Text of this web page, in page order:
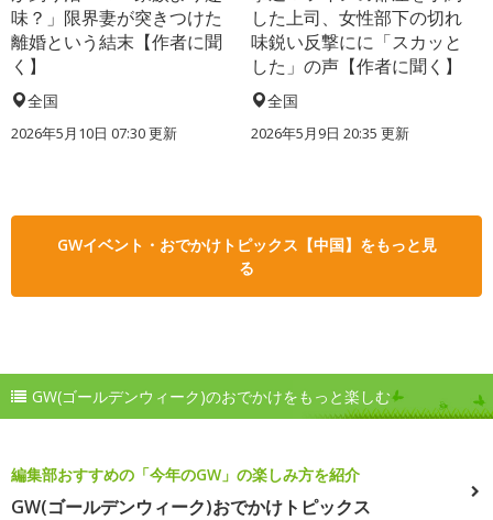
味？」限界妻が突きつけた
離婚という結末【作者に聞
く】
全国
2026年5月10日 07:30 更新
した上司、女性部下の切れ
味鋭い反撃にに「スカッと
した」の声【作者に聞く】
全国
2026年5月9日 20:35 更新
GWイベント・おでかけトピックス【中国】をもっと見
る
GW(ゴールデンウィーク)のおでかけをもっと楽しむ
編集部おすすめの「今年のGW」の楽しみ方を紹介
GW(ゴールデンウィーク)おでかけトピックス